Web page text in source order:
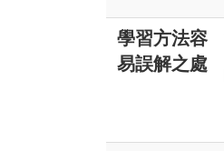
學習方法容
易誤解之處